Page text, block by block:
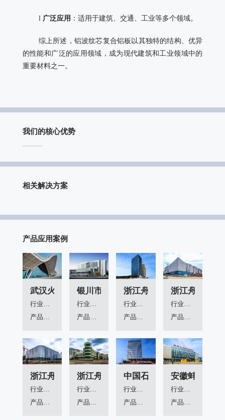
l 广泛应用 ：适用于建筑、交通、工业等多个领域。
综上所述，铝波纹芯复合铝板以其独特的结构、优异
的性能和广泛的应用领域，成为现代建筑和工业领域中的
重要材料之一。
我们的核心优势
相关解决方案
产品应用案例
武汉火车站
行业领域：
产品应用：
银川市第一人民医院
行业领域：
产品应用：
浙江舟山电力大厦
行业领域：
产品应用：
浙江舟山海洋
行业领域：
产品应用：
浙江舟山临城医院二期
行业领域：
产品应用：
浙江舟山医院
行业领域：
产品应用：
中国石油设计院
行业领域：
产品应用：
安徽蚌埠义乌
行业领域：
产品应用：